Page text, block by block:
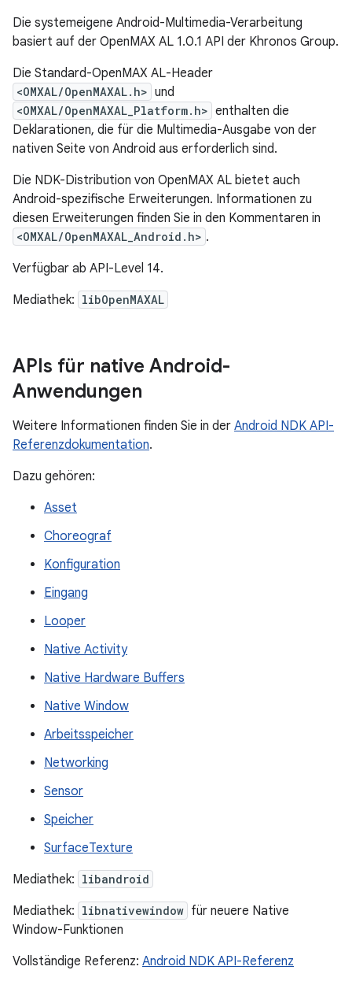
Die systemeigene Android-Multimedia-Verarbeitung
basiert auf der OpenMAX AL 1.0.1 API der Khronos Group.
Die Standard-OpenMAX AL-Header
<OMXAL/OpenMAXAL.h> und
<OMXAL/OpenMAXAL_Platform.h> enthalten die
Deklarationen, die für die Multimedia-Ausgabe von der
nativen Seite von Android aus erforderlich sind.
Die NDK-Distribution von OpenMAX AL bietet auch
Android-spezifische Erweiterungen. Informationen zu
diesen Erweiterungen finden Sie in den Kommentaren in
<OMXAL/OpenMAXAL_Android.h> .
Verfügbar ab API-Level 14.
Mediathek: libOpenMAXAL
APIs für native Android-
Anwendungen
Weitere Informationen finden Sie in der Android NDK API-
Referenzdokumentation.
Dazu gehören:
Asset
Choreograf
Konfiguration
Eingang
Looper
Native Activity
Native Hardware Buffers
Native Window
Arbeitsspeicher
Networking
Sensor
Speicher
SurfaceTexture
Mediathek: libandroid
Mediathek: libnativewindow für neuere Native
Window-Funktionen
Vollständige Referenz: Android NDK API-Referenz